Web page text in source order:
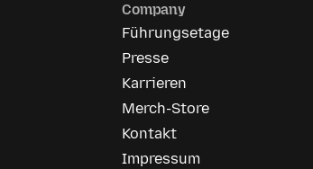
Company
Führungsetage
Presse
Karrieren
Merch-Store
Kontakt
Impressum